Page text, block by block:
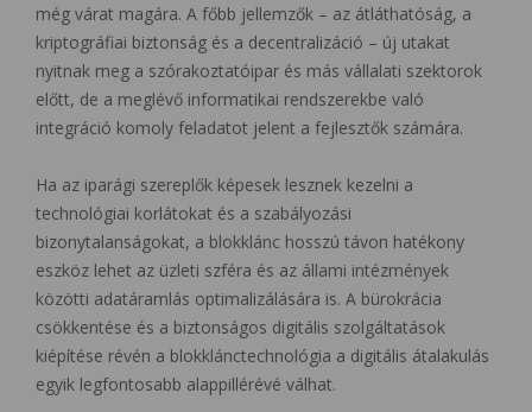
még várat magára. A főbb jellemzők – az átláthatóság, a
kriptográfiai biztonság és a decentralizáció – új utakat
nyitnak meg a szórakoztatóipar és más vállalati szektorok
előtt, de a meglévő informatikai rendszerekbe való
integráció komoly feladatot jelent a fejlesztők számára.
Ha az iparági szereplők képesek lesznek kezelni a
technológiai korlátokat és a szabályozási
bizonytalanságokat, a blokklánc hosszú távon hatékony
eszköz lehet az üzleti szféra és az állami intézmények
közötti adatáramlás optimalizálására is. A bürokrácia
csökkentése és a biztonságos digitális szolgáltatások
kiépítése révén a blokklánctechnológia a digitális átalakulás
egyik legfontosabb alappillérévé válhat.